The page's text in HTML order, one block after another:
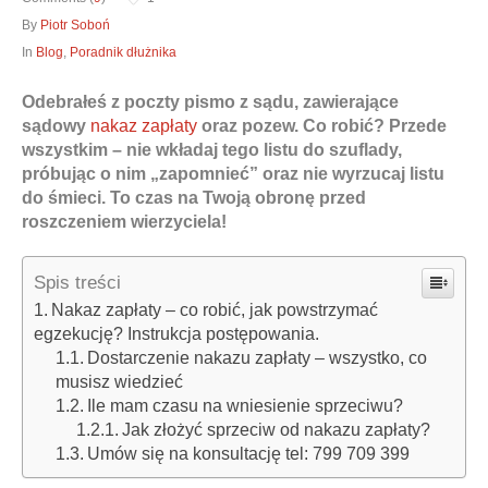
Obrona w sądzie
Reprezentacja procesowa
By Piotr Soboń
In Blog, Poradnik dłużnika
Odebrałeś z poczty pismo z sądu, zawierające
sądowy nakaz zapłaty oraz pozew. Co robić? Przede
wszystkim – nie wkładaj tego listu do szuflady,
pró bując o nim „zapomnieć” oraz nie wyrzucaj listu
do śmieci. To czas na Twoją obronę przed
roszczeniem wierzyciela!
Spis treści
Nakaz zapłaty – co robić, jak powstrzymać
egzekucję? Instrukcja postępowania.
Dostarczenie nakazu zapłaty – wszystko, co
musisz wiedzieć
Ile mam czasu na wniesienie sprzeciwu?
Jak złożyć sprzeciw od nakazu zapłaty?
Umów się na konsultację tel: 799 709 399